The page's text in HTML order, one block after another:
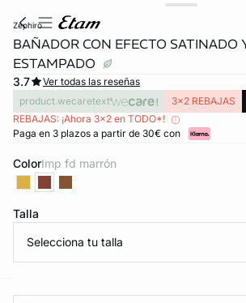
INVISIBLE
zephiro
BAÑADOR CON EFECTO SATINADO
ESTAMPADO
3.7
Ver todas las reseñas
product.wecaretext
3x2 REBAJAS
REBAJAS: ¡Ahora 3x2 en TODO*!
Paga en 3 plazos a partir de 30€ con
Color imp fd marrón
Talla
Selecciona tu talla